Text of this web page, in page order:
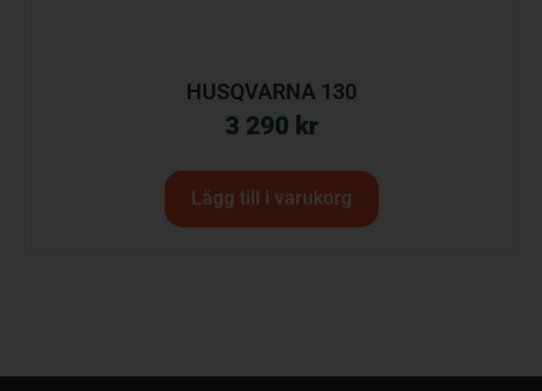
HUSQVARNA 130
3 290 kr
Lägg till i varukorg